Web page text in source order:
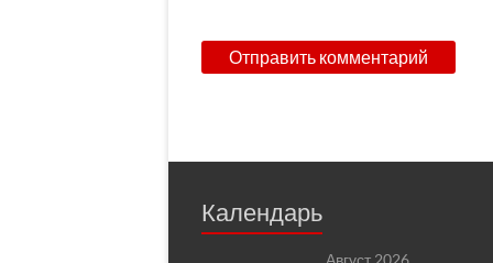
Календарь
Август 2026